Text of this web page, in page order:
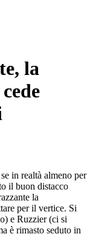
la
in realtà almeno per
il buon distacco
la
per il vertice. Si
e Ruzzier (ci si
è rimasto seduto in